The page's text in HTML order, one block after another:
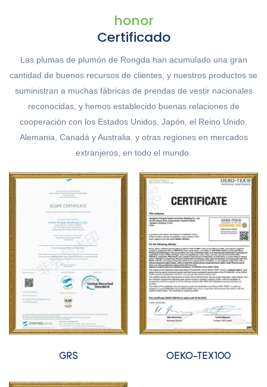
honor
Certificado
Las plumas de plumón de Rongda han acumulado una gran
cantidad de buenos recursos de clientes, y nuestros productos se
suministran a muchas fábricas de prendas de vestir nacionales
reconocidas, y hemos establecido buenas relaciones de
cooperación con los Estados Unidos, Japón, el Reino Unido,
Alemania, Canadá y Australia. y otras regiones en mercados
extranjeros, en todo el mundo.
GRS OEKO-TEX100